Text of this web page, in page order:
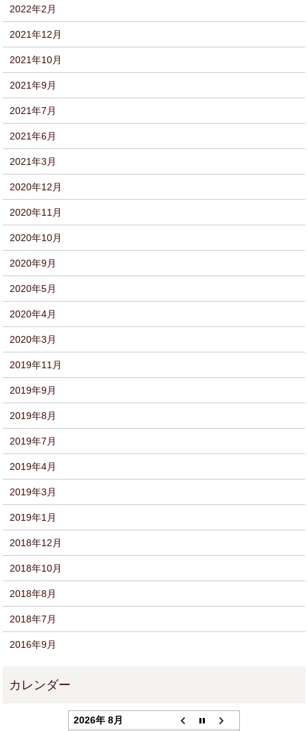
2022年2月
2021年12月
2021年10月
2021年9月
2021年7月
2021年6月
2021年3月
2020年12月
2020年11月
2020年10月
2020年9月
2020年5月
2020年4月
2020年3月
2019年11月
2019年9月
2019年8月
2019年7月
2019年4月
2019年3月
2019年1月
2018年12月
2018年10月
2018年8月
2018年7月
2016年9月
2026年 8月